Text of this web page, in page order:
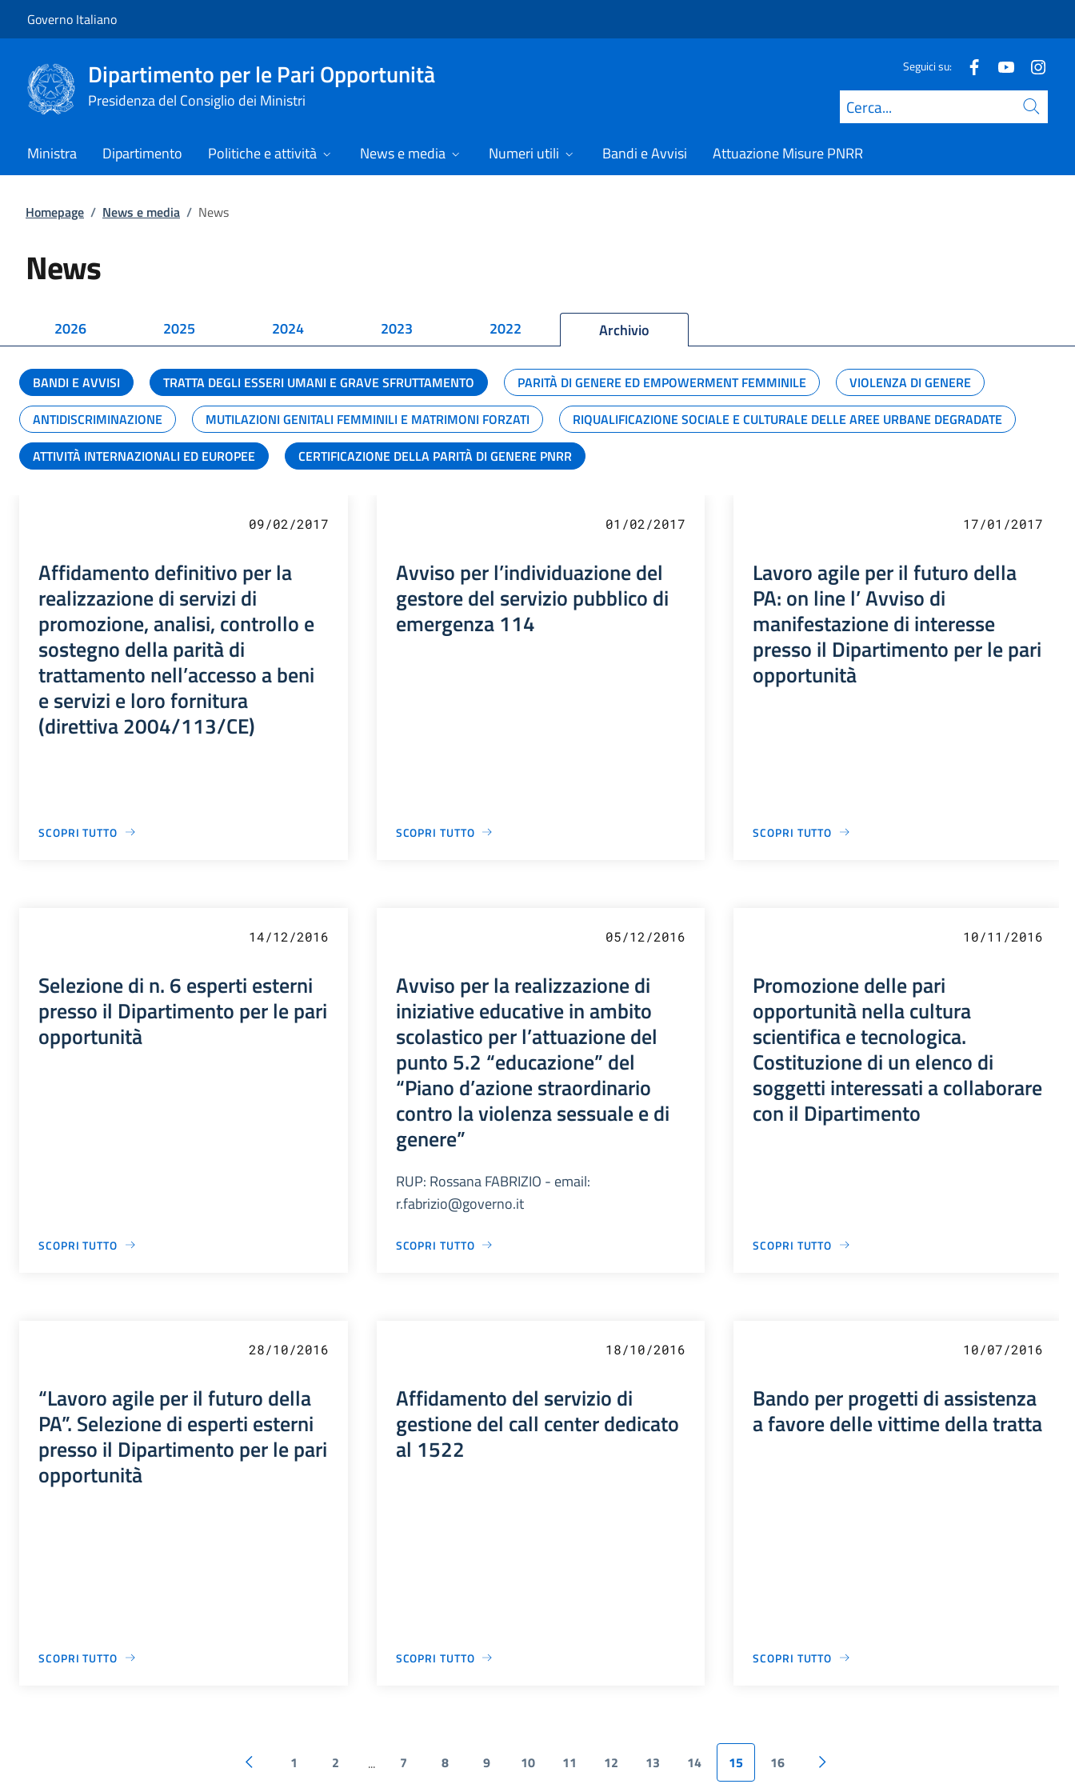
Governo Italiano
Dipartimento per le Pari Opportunità
Presidenza del Consiglio dei Ministri
Seguici su:
Cerca
Ministra Dipartimento Politiche e attività News e media Numeri utili Bandi e Avvisi Attuazione Misure PNRR
Homepage / News e media / News
News
2026 2025 2024 2023 2022 Archivio
BANDI E AVVISI TRATTA DEGLI ESSERI UMANI E GRAVE SFRUTTAMENTO PARITÀ DI GENERE ED EMPOWERMENT FEMMINILE
VIOLENZA DI GENERE
ANTIDISCRIMINAZIONE
MUTILAZIONI GENITALI FEMMINILI E MATRIMONI FORZATI
RIQUALIFICAZIONE SOCIALE E CULTURALE DELLE AREE URBANE DEGRADATE
ATTIVITÀ INTERNAZIONALI ED EUROPEE
CERTIFICAZIONE DELLA PARITÀ DI GENERE PNRR
09/02/2017
Affidamento definitivo per la
realizzazione di servizi di
promozione, analisi, controllo e
sostegno della parità di
trattamento nell’accesso a beni
e servizi e loro fornitura
(direttiva 2004/113/CE)
SCOPRI TUTTO
01/02/2017
Avviso per l’individuazione del
gestore del servizio pubblico di
emergenza 114
SCOPRI TUTTO
17/01/2017
Lavoro agile per il futuro della
PA: on line l’ Avviso di
manifestazione di interesse
presso il Dipartimento per le pari
opportunità
SCOPRI TUTTO
14/12/2016
Selezione di n. 6 esperti esterni
presso il Dipartimento per le pari
opportunità
SCOPRI TUTTO
05/12/2016
Avviso per la realizzazione di
iniziative educative in ambito
scolastico per l’attuazione del
punto 5.2 “educazione” del
“Piano d’azione straordinario
contro la violenza sessuale e di
genere”
RUP: Rossana FABRIZIO - email:
r.fabrizio@governo.it
SCOPRI TUTTO
10/11/2016
Promozione delle pari
opportunità nella cultura
scientifica e tecnologica.
Costituzione di un elenco di
soggetti interessati a collaborare
con il Dipartimento
SCOPRI TUTTO
28/10/2016
“Lavoro agile per il futuro della
PA”. Selezione di esperti esterni
presso il Dipartimento per le pari
opportunità
SCOPRI TUTTO
18/10/2016
Affidamento del servizio di
gestione del call center dedicato
al 1522
SCOPRI TUTTO
10/07/2016
Bando per progetti di assistenza
a favore delle vittime della tratta
SCOPRI TUTTO
1 2 ... 7 8 9 10 11 12 13 14 15 16